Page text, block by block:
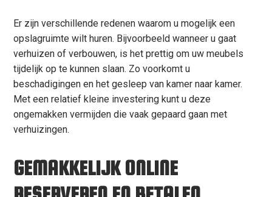
Er zijn verschillende redenen waarom u mogelijk een
opslagruimte wilt huren. Bijvoorbeeld wanneer u gaat
verhuizen of verbouwen, is het prettig om uw meubels
tijdelijk op te kunnen slaan. Zo voorkomt u
beschadigingen en het gesleep van kamer naar kamer.
Met een relatief kleine investering kunt u deze
ongemakken vermijden die vaak gepaard gaan met
verhuizingen.
GEMAKKELIJK ONLINE